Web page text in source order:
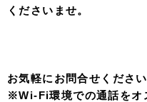
くださいませ。
お気軽にお問合せくださ
※Wi-Fi環境での通話をオ